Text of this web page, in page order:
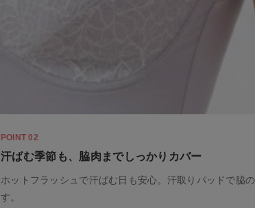
POINT 02
汗ばむ季節も、脇肉までしっかりカバー
ホットフラッシュで汗ばむ日も安心。汗取りパッドで脇
す。